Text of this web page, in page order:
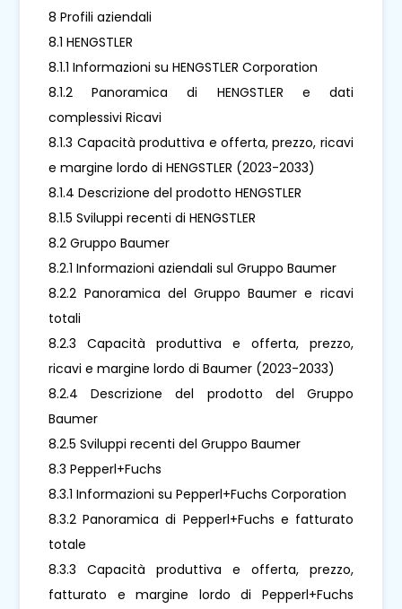
8 Profili aziendali
8.1 HENGSTLER
8.1.1 Informazioni su HENGSTLER Corporation
8.1.2 Panoramica di HENGSTLER e dati
complessivi Ricavi
8.1.3 Capacità produttiva e offerta, prezzo, ricavi
e margine lordo di HENGSTLER (2023-2033)
8.1.4 Descrizione del prodotto HENGSTLER
8.1.5 Sviluppi recenti di HENGSTLER
8.2 Gruppo Baumer
8.2.1 Informazioni aziendali sul Gruppo Baumer
8.2.2 Panoramica del Gruppo Baumer e ricavi
totali
8.2.3 Capacità produttiva e offerta, prezzo,
ricavi e margine lordo di Baumer (2023-2033)
8.2.4 Descrizione del prodotto del Gruppo
Baumer
8.2.5 Sviluppi recenti del Gruppo Baumer
8.3 Pepperl+Fuchs
8.3.1 Informazioni su Pepperl+Fuchs Corporation
8.3.2 Panoramica di Pepperl+Fuchs e fatturato
totale
8.3.3 Capacità produttiva e offerta, prezzo,
fatturato e margine lordo di Pepperl+Fuchs